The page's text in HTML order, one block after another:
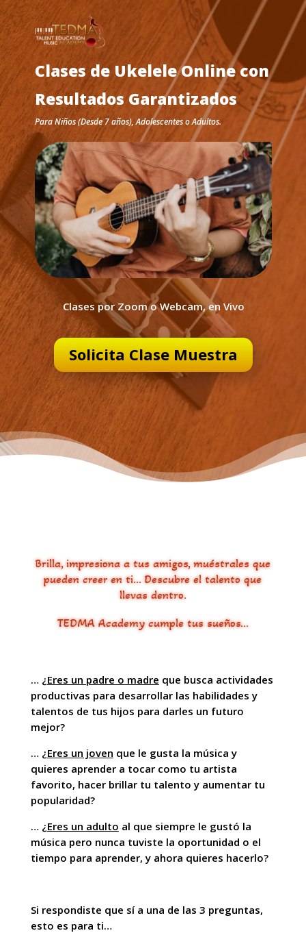
Clases de Ukelele Online con
Resultados Garantizados
Para Niños (Desde 7 años), Adolescentes o Adultos.
Clases por Zoom o Webcam, en Vivo
Solicita Clase Muestra
Brilla, impresiona a tus amigos, muéstrales que
pueden creer en ti… Descubre el talento que
llevas dentro.
TEDMA Academy cumple tus sueños…
… ¿Eres un padre o madre que busca actividades
productivas para desarrollar las habilidades y
talentos de tus hijos para darles un futuro
mejor?
… ¿Eres un joven que le gusta la música y
quieres aprender a tocar como tu artista
favorito, hacer brillar tu talento y aumentar tu
popularidad?
… ¿Eres un adulto al que siempre le gustó la
música pero nunca tuviste la oportunidad o el
tiempo para aprender, y ahora quieres hacerlo?
Si respondiste que sí a una de las 3 preguntas,
esto es para ti…